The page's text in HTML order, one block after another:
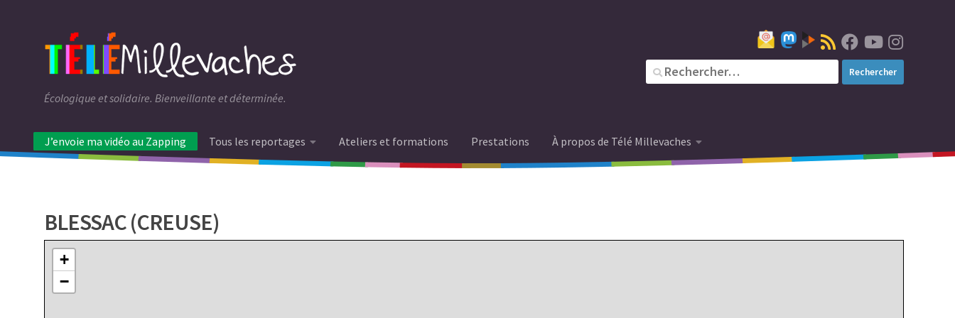
Écologique et solidaire. Bienveillante et déterminée.
J’envoie ma vidéo au Zapping Tous les reportages Ateliers et formations Prestations À propos de Télé Millevaches
BLESSAC (CREUSE)
+
−